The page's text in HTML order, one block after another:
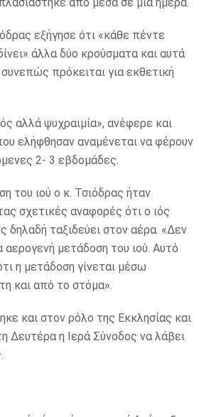
εξήγησε ότι «κάθε πέντε
άλλα δύο κρούσματα και αυτά
πρόκειται για εκθετική
αλλά ψυχραιμία», ανέφερε και
ελήφθησαν αναμένεται να φέρουν
2- 3 εβδομάδες.
του ιού ο κ. Τσιόδρας ήταν
σχετικές αναφορές ότι ο ιός
δηλαδή ταξιδεύει στον αέρα. «Δεν
μετάδοση του ιού. Αυτό
η μετάδοση γίνεται μέσω
και από το στόμα».
και στον ρόλο της Εκκλησίας και
Δευτέρα η Ιερά Σύνοδος να λάβει